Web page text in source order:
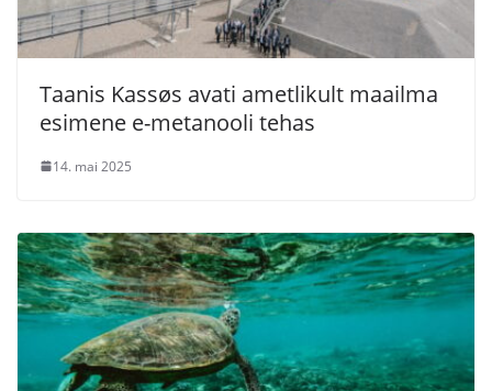
Taanis Kassøs avati ametlikult maailma
esimene e-metanooli tehas
14. mai 2025